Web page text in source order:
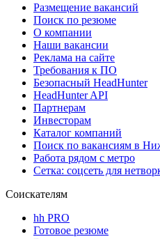
Размещение вакансий
Поиск по резюме
О компании
Наши вакансии
Реклама на сайте
Требования к ПО
Безопасный HeadHunter
HeadHunter API
Партнерам
Инвесторам
Каталог компаний
Поиск по вакансиям в
Работа рядом с метро
Сетка: соцсеть для
Соискателям
hh PRO
Готовое резюме